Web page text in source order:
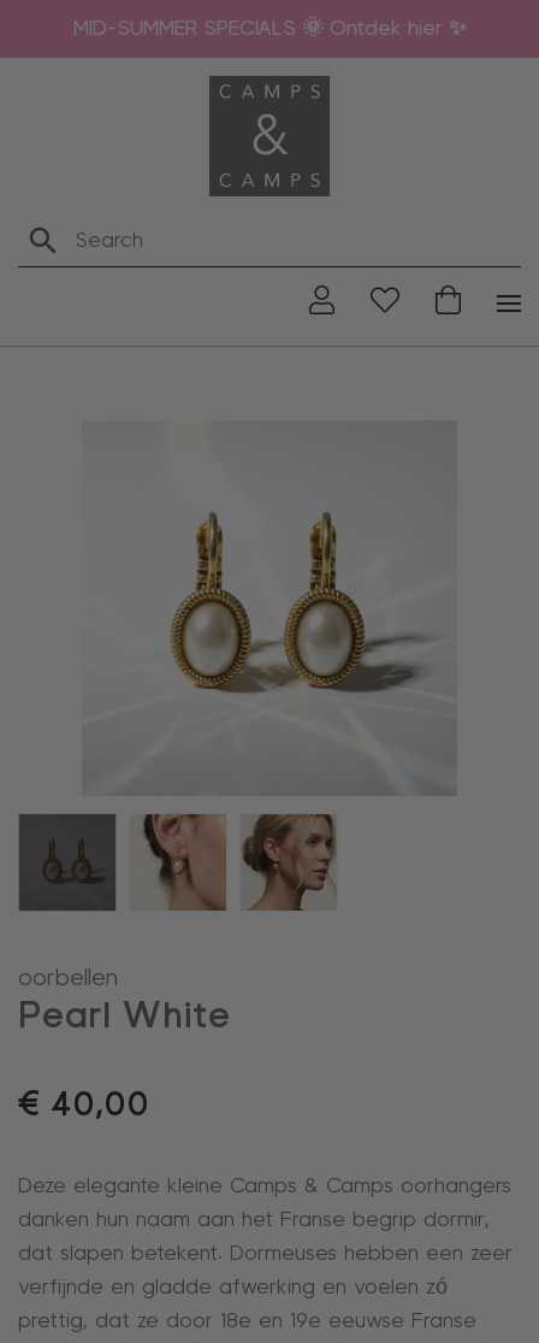
MID-SUMMER SPECIALS 🌞 Ontdek hier ✨
oorbellen
Pearl White
€ 40,00
Deze elegante kleine Camps & Camps oorhangers
danken hun naam aan het Franse begrip dormir,
dat slapen betekent. Dormeuses hebben een zeer
verfijnde en gladde afwerking en voelen zó
prettig, dat ze door 18e en 19e eeuwse Franse